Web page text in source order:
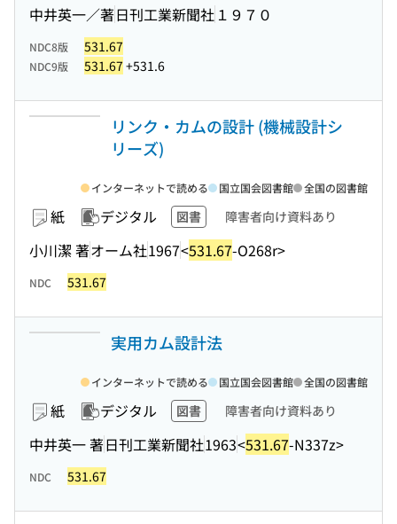
中井英一／著日刊工業新聞社 １９７０
NDC8版 531.67
NDC9版 531.67 +531.6
リンク・カムの設計 (機械設計シ
リーズ)
紙 デジタル 図書 障害者向け資料あり
小川潔 著オーム社1967<531.67-O268r>
インターネットで読める 国立国会図書館 全国の図書館
NDC 531.67
実用カム設計法
紙 デジタル 図書 障害者向け資料あり
中井英一 著日刊工業新聞社1963<531.67-N337z>
インターネットで読める 国立国会図書館 全国の図書館
NDC 531.67